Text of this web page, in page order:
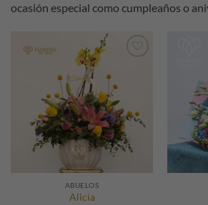
ocasión especial como cumpleaños o
ABUELOS
Alicia